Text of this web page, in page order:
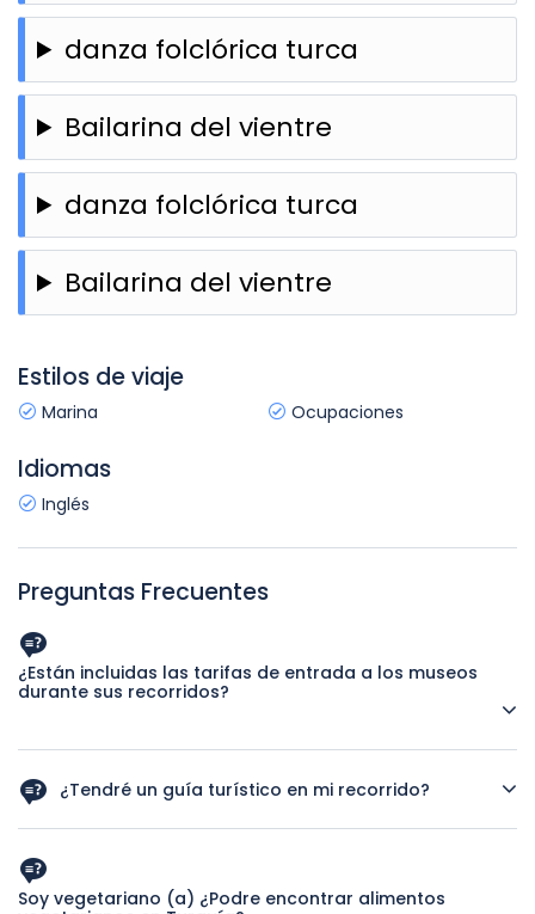
danza folclórica turca
Bailarina del vientre
danza folclórica turca
Bailarina del vientre
Estilos de viaje
Marina Ocupaciones
Idiomas
Inglés
Preguntas Frecuentes
¿Están incluidas las tarifas de entrada a los museos
durante sus recorridos?
que todas las entradas de nuestros tours a los museos que
figuran en su itinerario están incluidas.
¿Tendré un guía turístico en mi recorrido?
turístico profesional de habla inglesa, autorizado por el
Ministerio de Turismo.
Soy vegetariano (a) ¿Podre encontrar alimentos